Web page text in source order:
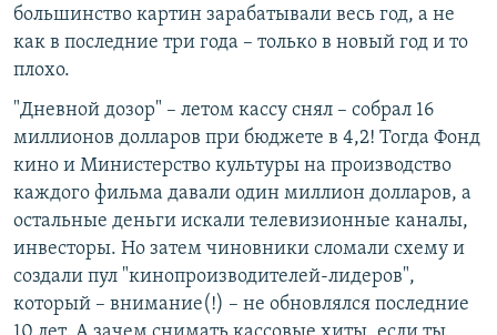
большинство картин зарабатывали весь год, а не
как в последние три года – только в новый год и то
плохо.
"Дневной дозор" – летом кассу снял – собрал 16
миллионов долларов при бюджете в 4,2! Тогда Фонд
кино и Министерство культуры на производство
каждого фильма давали один миллион долларов, а
остальные деньги искали телевизионные каналы,
инвесторы. Но затем чиновники сломали схему и
создали пул "кинопроизводителей-лидеров",
который – внимание(!) – не обновлялся последние